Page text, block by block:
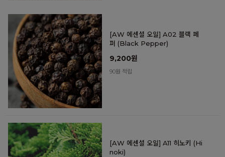
[AW 에센셜 오일] A02 블랙 페
퍼 (Black Pepper)
9,200원
90원 적립
[AW 에센셜 오일] A11 히노키 (Hi
noki)